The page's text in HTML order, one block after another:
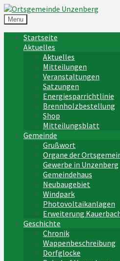
Menu
Startseite
Aktuelles
Aktuelles
Mitteilungen
Veranstaltungen
Satzungen
Energiesparrichtlinie
Brennholzbestellung
Shop
Mitteilungsblatt
Gemeinde
Grußwort
Organe der
Gewerbe in Unzenberg
Gemeindehaus
Neubaugebiet
Windpark
Photovoltaikanlagen
Erweiterung
Geschichte
Chronik
Wappenbeschreibung
Dorfglocke